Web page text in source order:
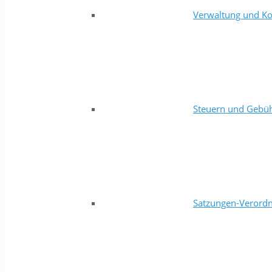
Verwaltung und
Steuern und
Satzungen-